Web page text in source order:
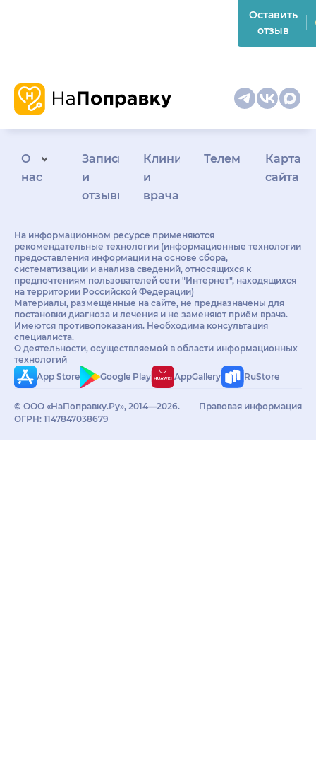
Оставить
отзыв
О
нас
Запись
и
отзывы
Клиникам
и
врачам
Телемедицина
Карта
сайта
На информационном ресурсе применяются
рекомендательные технологии (информационные технологии
предоставления информации на основе сбора,
систематизации и анализа сведений, относящихся к
предпочтениям пользователей сети "Интернет", находящихся
на территории Российской Федерации)
Материалы, размещённые на сайте, не предназначены для
постановки диагноза и лечения и не заменяют приём врача.
Имеются противопоказания. Необходима консультация
специалиста.
О деятельности, осуществляемой в области информационных
технологий
App Store
Google Play AppGallery RuStore
© ООО «НаПоправку.Ру», 2014—2026.
ОГРН: 1147847038679
Правовая информация